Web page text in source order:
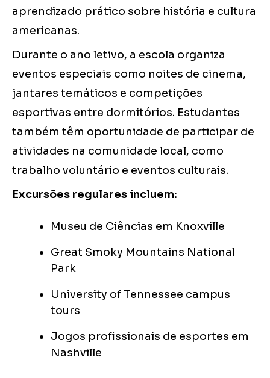
aprendizado prático sobre história e cultura
americanas.
Durante o ano letivo, a escola organiza
eventos especiais como noites de cinema,
jantares temáticos e competições
esportivas entre dormitórios. Estudantes
também têm oportunidade de participar de
atividades na comunidade local, como
trabalho voluntário e eventos culturais.
Excursões regulares incluem:
Museu de Ciências em Knoxville
Great Smoky Mountains National
Park
University of Tennessee campus
tours
Jogos profissionais de esportes em
Nashville